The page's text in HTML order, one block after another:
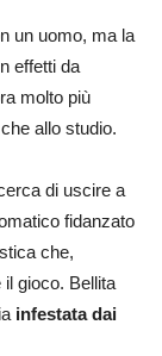
un uomo, ma la
effetti da
molto più
allo studio.
di uscire a
fidanzato
che,
gioco. Bellita
infestata dai